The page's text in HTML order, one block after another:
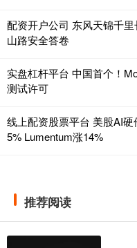
配资开户公司 东风天锦千
山路安全答卷
实盘杠杆平台 中国首个！
测试许可
线上配资股票平台 美股AI
5% Lumentum涨14%
推荐阅读